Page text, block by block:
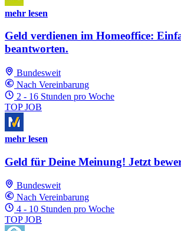
mehr lesen
Geld verdienen im Homeoffice:
beantworten.
Bundesweit
Nach Vereinbarung
2 - 16 Stunden pro Woche
TOP JOB
mehr lesen
Geld für Deine Meinung! Jetzt
Bundesweit
Nach Vereinbarung
4 - 10 Stunden pro Woche
TOP JOB